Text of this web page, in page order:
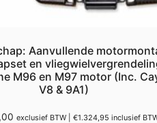
Aanvullende
en
M96 en M97 motor (Inc.
V8 & 9A1)
exclusief BTW | €1.324,95 inclusief